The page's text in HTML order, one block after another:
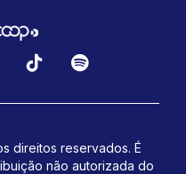
direitos reservados. É
não autorizada do